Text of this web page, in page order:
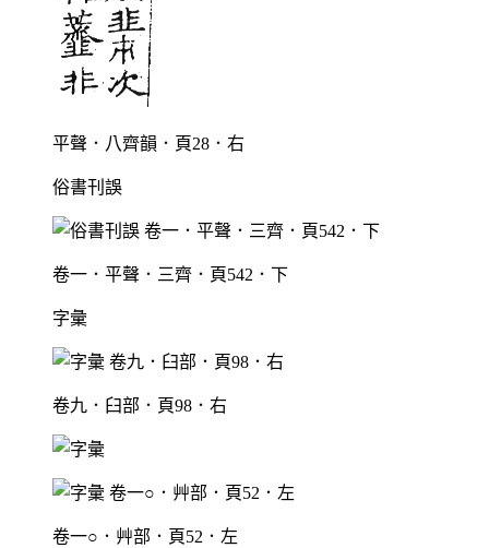
平聲．八齊韻．頁28．右
俗書刊誤
卷一．平聲．三齊．頁542．下
字彙
卷九．臼部．頁98．右
卷一○．艸部．頁52．左